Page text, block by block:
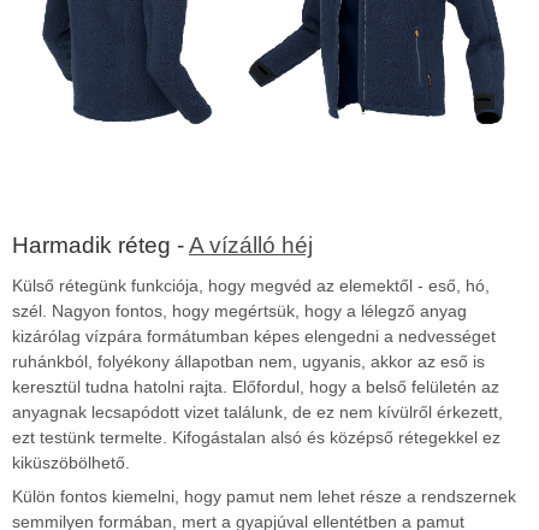
Harmadik réteg -A vízálló héj
Külső rétegünk funkciója, hogy megvéd az elemektől - eső, hó,
szél. Nagyon fontos, hogy megértsük, hogy a lélegző anyag
kizárólag vízpára formátumban képes elengedni a nedvességet
ruhánkból, folyékony állapotban nem, ugyanis, akkor az eső is
keresztül tudna hatolni rajta. Előfordul, hogy a belső felületén az
anyagnak lecsapódott vizet találunk, de ez nem kívülről érkezett,
ezt testünk termelte. Kifogástalan alsó és középső rétegekkel ez
kiküszöbölhető.
Külön fontos kiemelni, hogy pamut nem lehet része a rendszernek
semmilyen formában, mert a gyapjúval ellentétben a pamut